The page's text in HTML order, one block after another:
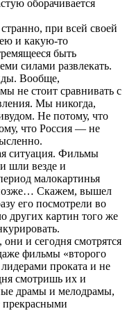
оборачивается
при всей своей
и какую-то
быть
силами развлекать.
Вообще,
не стоит сравнивать с
Мы никогда,
Не потому, что
что Россия — не
ситуация. Фильмы
шли везде и
малокартинья
Скажем, вышел
его посмотрели во
других картин того же
и сегодня смотрятся
фильмы «второго
проката и не
смотришь их и
драмы и мелодрамы,